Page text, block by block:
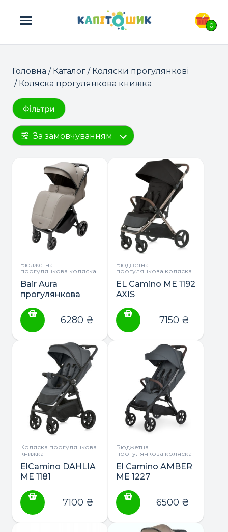
0
ПОШУК ТОВАРІВ:
Головна / Каталог / Коляски прогулянкові
/ Коляска прогулянкова книжка
Фільтри
За замовчуванням
Бюджетна
прогулянкова коляска
Bair Aura
прогулянкова
6280 ₴
Бюджетна
прогулянкова коляска
EL Camino ME 1192
AXIS
коляска
7150 ₴
Коляска прогулянкова
книжка
ElCamino DAHLIA
ME 1181
коляска
7100 ₴
Бюджетна
прогулянкова коляска
El Camino AMBER
ME 1227
коляска
6500 ₴